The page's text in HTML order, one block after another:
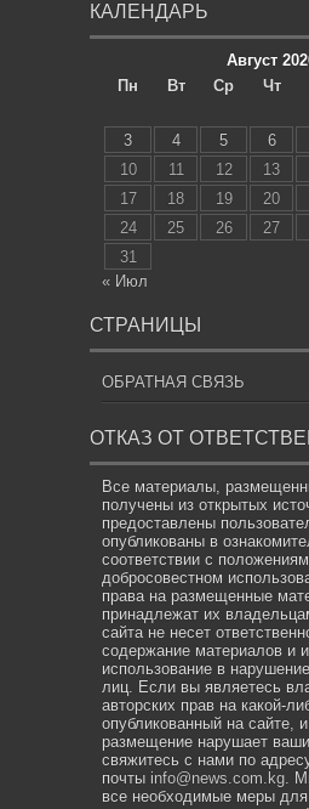
КАЛЕНДАРЬ
Август
Пн
Вт Ср Чт
3
4 5 6
10
11 12 13
17
18 19 20
24
25 26 27
31
« Июл
СТРАНИЦЫ
ОБРАТНАЯ СВЯЗЬ
ОТКАЗ ОТ
Все материалы,
получены из открытых
предоставлены
опубликованы в
соответствии с
добросовестном
права на размещенные
принадлежат их
сайта не несет
содержание материалов и
использование в
лиц. Если вы являетесь
авторских прав на какой-
опубликованный на сайте,
размещение нарушает
свяжитесь с нами по
почты info@news.com.kg.
все необходимые меры для